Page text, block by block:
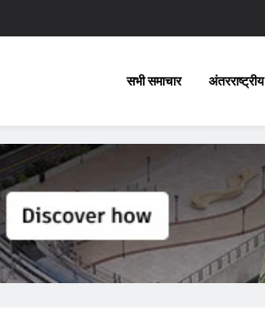
सभी समाचार अंतरराष्ट्रीय